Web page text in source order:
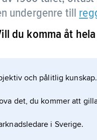
undergenre till
instrumentala
En vanlig praxis har
av A-sidans låt.
var bland andra King
Osbourne
du komma åt
och pålitlig kunskap.
det, du kommer att
i Sverige.